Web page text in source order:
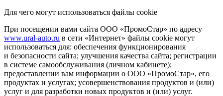
Для чего могут использоваться файлы cookie
При посещении вами сайта ООО «ПромоСтар» по адресу
www.ural-auto.ru в сети «Интернет» файлы cookie могут
использоваться для: обеспечения функционирования
и безопасности сайта; улучшения качества сайта; регистрации
в системе самообслуживания (личном кабинете);
предоставлении вам информации о ООО «ПромоСтар», его
продуктах и услугах; усовершенствования продуктов и (или)
услуг и для разработки новых продуктов и (или) услуг.